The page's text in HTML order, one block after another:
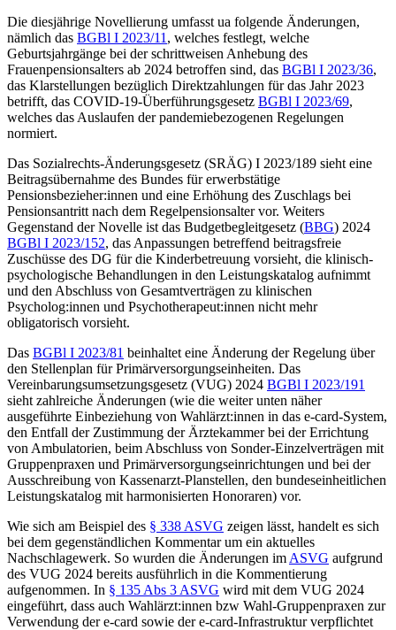
Die diesjährige Novellierung umfasst ua folgende Änderungen,
nämlich das BGBl I 2023/11 , welches festlegt, welche
Geburtsjahrgänge bei der schrittweisen Anhebung des
Frauenpensionsalters ab 2024 betroffen sind, das BGBl I 2023/36,
das Klarstellungen bezüglich Direktzahlungen für das Jahr 2023
betrifft, das COVID-19-Überführungsgesetz BGBl I 2023/69,
welches das Auslaufen der pandemiebezogenen Regelungen
normiert.
Das Sozialrechts-Änderungsgesetz (SRÄG) I 2023/189 sieht eine
Beitragsübernahme des Bundes für erwerbstätige
Pensionsbezieher:innen und eine Erhöhung des Zuschlags bei
Pensionsantritt nach dem Regelpensionsalter vor. Weiters
Gegenstand der Novelle ist das Budgetbegleitgesetz (BBG) 2024
BGBl I 2023/152, das Anpassungen betreffend beitragsfreie
Zuschüsse des DG für die Kinderbetreuung vorsieht, die klinisch-
psychologische Behandlungen in den Leistungskatalog aufnimmt
und den Abschluss von Gesamtverträgen zu klinischen
Psycholog:innen und Psychotherapeut:innen nicht mehr
obligatorisch vorsieht.
Das BGBl I 2023/81 beinhaltet eine Änderung der Regelung über
den Stellenplan für Primärversorgungseinheiten. Das
Vereinbarungsumsetzungsgesetz (VUG) 2024 BGBl I 2023/191
sieht zahlreiche Änderungen (wie die weiter unten näher
ausgeführte Einbeziehung von Wahlärzt:innen in das e-card-System,
den Entfall der Zustimmung der Ärztekammer bei der Errichtung
von Ambulatorien, beim Abschluss von Sonder-Einzelverträgen mit
Gruppenpraxen und Primärversorgungseinrichtungen und bei der
Ausschreibung von Kassenarzt-Planstellen, den bundeseinheitlichen
Leistungskatalog mit harmonisierten Honoraren) vor.
Wie sich am Beispiel des § 338 ASVG zeigen lässt, handelt es sich
bei dem gegenständlichen Kommentarum ein aktuelles
Nachschlagewerk. So wurden die Änderungen im ASVG aufgrund
des VUG 2024 bereits ausführlich in die Kommentierung
aufgenommen. In § 135 Abs 3 ASVG wird mit dem VUG 2024
eingeführt, dass auch Wahlärzt:innen bzw Wahl-Gruppenpraxen zur
Verwendung der e-card sowie der e-card-Infrastruktur verpflichtet